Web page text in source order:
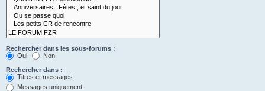
Rechercher dans les sous-forums :
Oui
Non
Rechercher dans :
Titres et messages
Messages uniquement